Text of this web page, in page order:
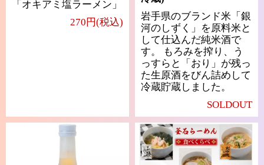
「オキアミ塩ラーメン」
270円(税込)
岩手県のブランド米「銀
河のしずく」を原料米と
して仕込んだ純米酒で
す。 もろみを搾り、う
っすらと「おり」が残っ
た生原酒をびん詰めして
冷蔵貯蔵しました。
SOLDOUT